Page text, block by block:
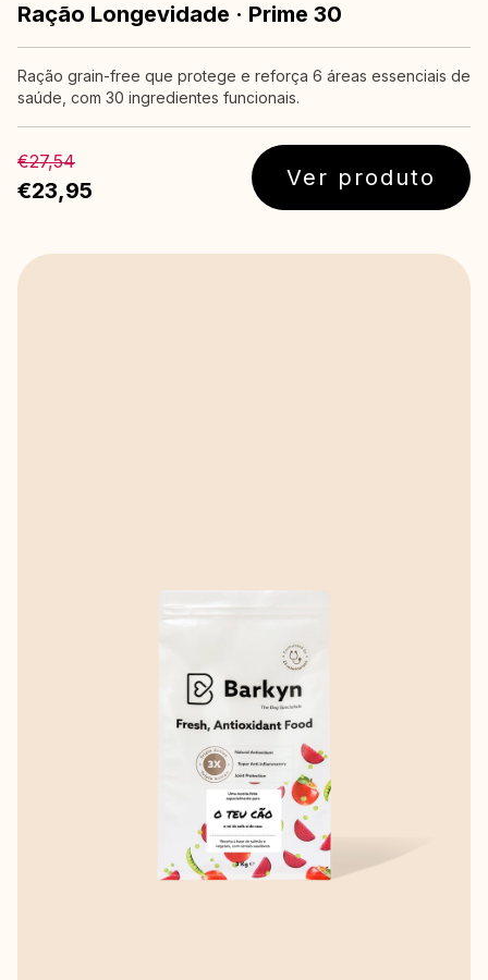
Ração Longevidade · Prime 30
Ração grain-free que protege e reforça 6 áreas essenciais de
saúde, com 30 ingredientes funcionais.
€27,54
€23,95 Ver produto